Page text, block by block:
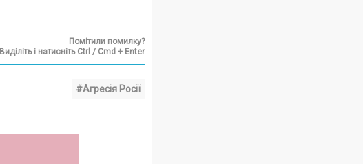
Помітили помилку?
Виділіть і натисніть Ctrl / Cmd + Enter
#Агресія Росії